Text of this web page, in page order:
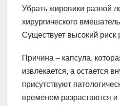
Убрать жировики разной
хирургического
Существует высокий риск
Причина – капсула,
извлекается, а остается
присутствуют
временем разрастаются